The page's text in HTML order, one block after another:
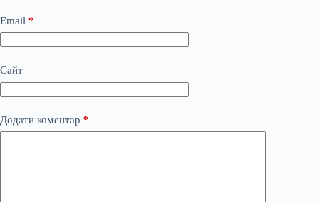
Email *
Сайт
Додати коментар *